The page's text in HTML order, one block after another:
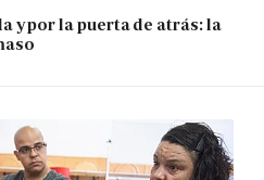
y por la puerta de atrás: la